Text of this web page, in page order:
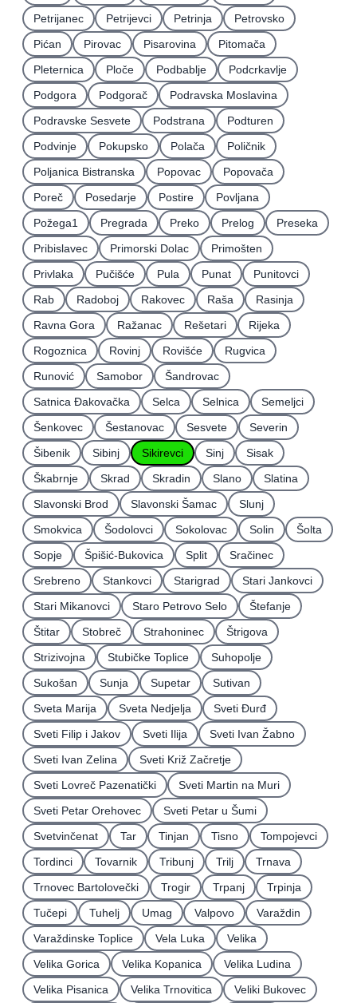
Petrijanec
Petrijevci Petrinja
Petrovsko
Pićan
Pirovac Pisarovina
Pitomača
Pleternica
Ploče Podbablje
Podcrkavlje
Podgora
Podgorač
Podravska Moslavina
Podravske Sesvete
Podstrana
Podturen
Podvinje
Pokupsko Polača
Poličnik
Poljanica Bistranska
Popovac
Popovača
Poreč
Posedarje Postire
Povljana
Požega1
Pregrada Preko Prelog
Preseka
Pribislavec
Primorski Dolac
Primošten
Privlaka
Pučišće Pula Punat
Punitovci
Rab
Radoboj Rakovec Raša
Rasinja
Ravna Gora
Ražanac Rešetari
Rijeka
Rogoznica
Rovinj Rovišće
Rugvica
Runović
Samobor
Šandrovac
Satnica Ðakovačka
Selca Selnica
Semeljci
Šenkovec
Šestanovac Sesvete
Severin
Šibenik
Sibinj Sikirevci Sinj
Sisak
Škabrnje
Skrad Skradin Slano
Slatina
Slavonski Brod
Slavonski Šamac
Slunj
Smokvica
Šodolovci Sokolovac Solin
Šolta
Sopje
Špišić-Bukovica Split
Sračinec
Srebreno
Stankovci Starigrad
Stari Jankovci
Stari Mikanovci
Staro Petrovo Selo
Štefanje
Štitar
Stobreč Strahoninec
Štrigova
Strizivojna
Stubičke Toplice
Suhopolje
Sukošan
Sunja Supetar
Sutivan
Sveta Marija
Sveta Nedjelja
Sveti Ðurđ
Sveti Filip i Jakov
Sveti Ilija
Sveti Ivan Žabno
Sveti Ivan Zelina
Sveti Križ Začretje
Sveti Lovreč Pazenatički
Sveti Martin na Muri
Sveti Petar Orehovec
Sveti Petar u Šumi
Svetvinčenat
Tar Tinjan Tisno
Tompojevci
Tordinci
Tovarnik Tribunj Trilj
Trnava
Trnovec Bartolovečki
Trogir Trpanj
Trpinja
Tučepi
Tuhelj Umag Valpovo
Varaždin
Varaždinske Toplice
Vela Luka
Velika
Velika Gorica
Velika Kopanica
Velika Ludina
Velika Pisanica
Velika Trnovitica
Veliki Bukovec